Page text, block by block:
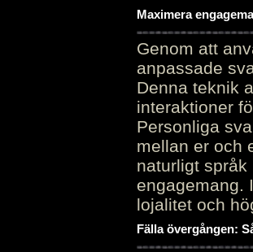
Maximera
Genom att
anpassade
Denna teknik
interaktioner
Personliga
mellan er och
naturligt
engagemang.
lojalitet och
Fälla övergången: